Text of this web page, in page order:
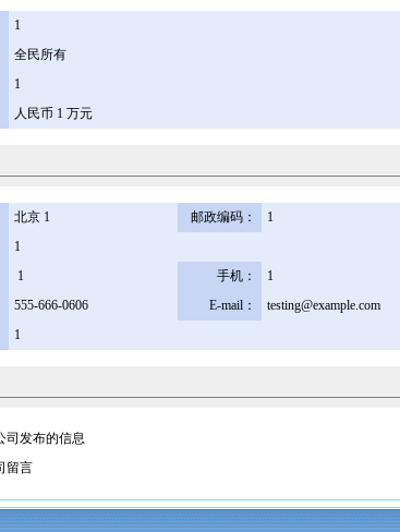
1
全民所有
1
人民币 1 万元
北京 1 邮政编码：
1
1
1 手机：
1
555-666-0606 E-mail：
testing@example.com
1
司发布的信息
留言